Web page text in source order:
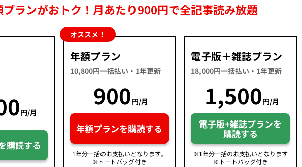
プランがおトク！月あたり900円で全記事読み放題
円/月
購読する
オススメ！
年額プラン
10,800円一括払い・1年更新
900円/月
年額プランを購読する
1年分一括のお支払いとなります。
※トートバッグ付き
電子版＋雑誌プラン
18,000円一括払い・1年更新
1,500円/月
電子版+雑誌プランを
購読する
※1年分一括のお支払いとなります
※トートバッグ付き